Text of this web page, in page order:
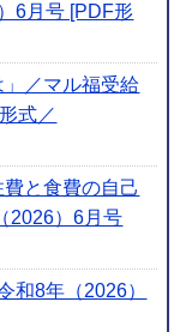
6月号 [PDF形
／マル福受給
式／
と食費の自己
2026）6月号
和8年（2026）